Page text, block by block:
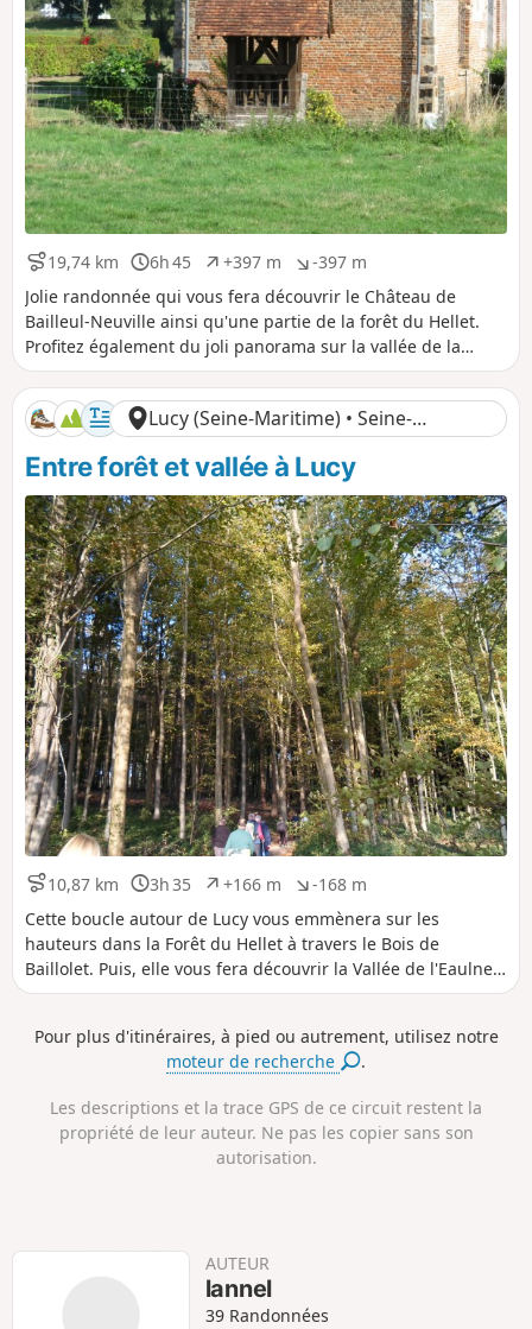
19,74 km
D
i
s
t
a
n
c
e
6h 45
D
u
r
é
e
+397 m
D
é
n
v
e
l
é
p
o
i
t
i
f
-397 m
D
é
n
i
v
e
l
é
n
é
a
t
i
f
Jolie randonnée qui vous fera découvrir le Château de
Bailleul-Neuville ainsi qu'une partie de la forêt du Hellet.
Profitez également du joli panorama sur la vallée de la
Béthune et du Château de Mesnières-en-Bray à partir de la
côte Saint-Amador.
Lucy (Seine-Maritime) • Seine-
Maritime
Entre forêt et vallée à Lucy
10,87 km
D
i
s
t
a
n
3h 35
D
u
r
é
e
+166 m
D
é
n
i
v
e
é
p
s
i
-168 m
D
é
n
i
v
e
é
n
g
a
t
i
Cette boucle autour de Lucy vous emmènera sur les
hauteurs dans la Forêt du Hellet à travers le Bois de
Baillolet. Puis, elle vous fera découvrir la Vallée de l'Eaulne
avec ses prairies verdoyantes.
Pour plus d'itinéraires, à pied ou autrement, utilisez notre
moteur de recherche
.
Les descriptions et la trace GPS de ce circuit restent la
propriété de leur auteur. Ne pas les copier sans son
autorisation.
AUTEUR
lannel
39 Randonnées